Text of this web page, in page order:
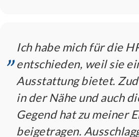
„Ich habe mich für die
entschieden, weil sie
Ausstattung bietet.
in der Nähe und auch
Gegend hat zu meiner
beigetragen.